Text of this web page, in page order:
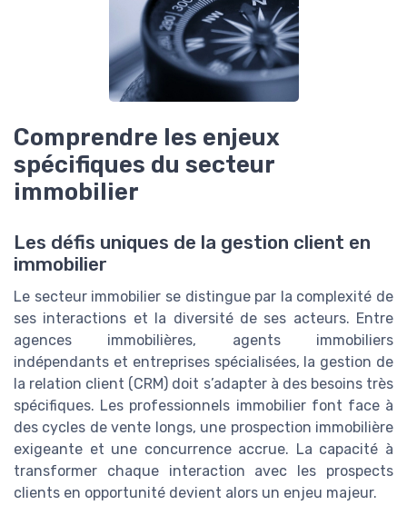
Comprendre les enjeux
spécifiques du secteur
immobilier
Les défis uniques de la gestion client en
immobilier
Le secteur immobilier se distingue par la complexité de
ses interactions et la diversité de ses acteurs. Entre
agences immobilières, agents immobiliers
indépendants et entreprises spécialisées, la gestion de
la relation client (CRM) doit s’adapter à des besoins très
spécifiques. Les professionnels immobilier font face à
des cycles de vente longs, une prospection immobilière
exigeante et une concurrence accrue. La capacité à
transformer chaque interaction avec les prospects
clients en opportunité devient alors un enjeu majeur.